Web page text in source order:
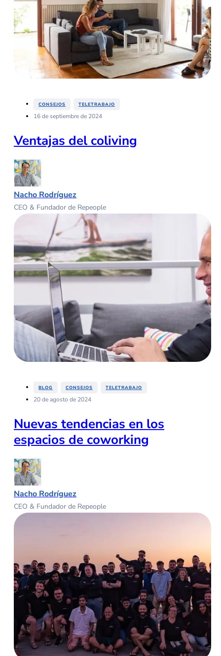
CONSEJOS TELETRABAJO
16 de septiembre de 2024
Ventajas del coliving
Nacho Rodríguez
CEO & Fundador de Repeople
BLOG CONSEJOS TELETRABAJO
20 de agosto de 2024
Nuevas tendencias en los
espacios de coworking
Nacho Rodríguez
CEO & Fundador de Repeople